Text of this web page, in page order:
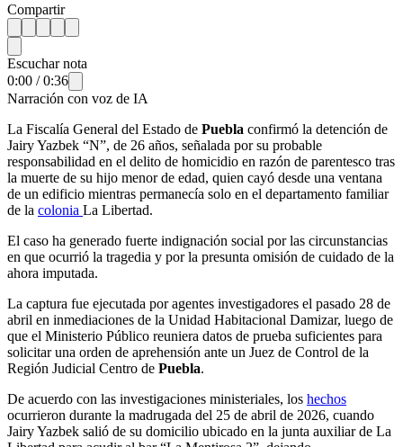
Compartir
Escuchar nota
0:00 /0:36
Narración con voz de IA
La Fiscalía General del Estado de Puebla confirmó la detención de
Jairy Yazbek “N”, de 26 años, señalada por su probable
responsabilidad en el delito de homicidio en razón de parentesco tras
la muerte de su hijo menor de edad, quien cayó desde una ventana
de un edificio mientras permanecía solo en el departamento familiar
de la colonia La Libertad.
El caso ha generado fuerte indignación social por las circunstancias
en que ocurrió la tragedia y por la presunta omisión de cuidado de la
ahora imputada.
La captura fue ejecutada por agentes investigadores el pasado 28 de
abril en inmediaciones de la Unidad Habitacional Damizar, luego de
que el Ministerio Público reuniera datos de prueba suficientes para
solicitar una orden de aprehensión ante un Juez de Control de la
Región Judicial Centro de Puebla.
De acuerdo con las investigaciones ministeriales, los hechos
ocurrieron durante la madrugada del 25 de abril de 2026, cuando
Jairy Yazbek salió de su domicilio ubicado en la junta auxiliar de La